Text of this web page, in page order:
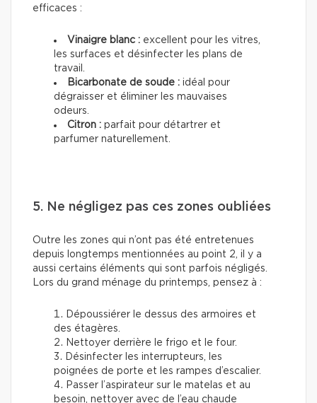
efficaces :
Vinaigre blanc : excellent pour les vitres,
les surfaces et désinfecter les plans de
travail.
Bicarbonate de soude : idéal pour
dégraisser et éliminer les mauvaises
odeurs.
Citron : parfait pour détartrer et
parfumer naturellement.
5. Ne négligez pas ces zones oubliées
Outre les zones qui n’ont pas été entretenues
depuis longtemps mentionnées au point 2, il y a
aussi certains éléments qui sont parfois négligés.
Lors du grand ménage du printemps, pensez à :
Dépoussiérer le dessus des armoires et
des étagères.
Nettoyer derrière le frigo et le four.
Désinfecter les interrupteurs, les
poignées de porte et les rampes d’escalier.
Passer l’aspirateur sur le matelas et au
besoin, nettoyer avec de l’eau chaude